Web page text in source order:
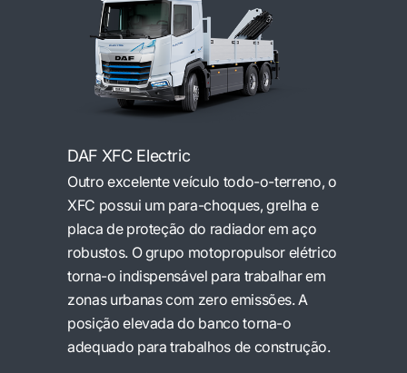
DAF XFC Electric
Outro excelente veículo todo-o-terreno, o
XFC possui um para-choques, grelha e
placa de proteção do radiador em aço
robustos. O grupo motopropulsor elétrico
torna-o indispensável para trabalhar em
zonas urbanas com zero emissões. A
posição elevada do banco torna-o
adequado para trabalhos de construção.